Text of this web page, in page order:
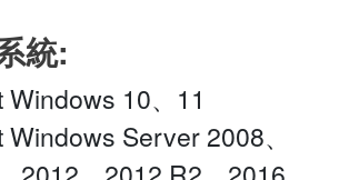
統:
10、11
Server 2008、